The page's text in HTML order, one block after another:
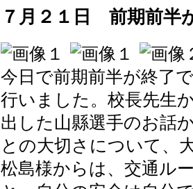
７月２１日 前期前半
今日で前期前半が終了
行いました。校長先生
出した山縣選手のお話
との大切さについて、
松島様からは、交通ル